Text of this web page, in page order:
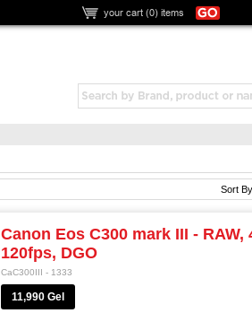
your cart (0) items
Sort
Canon Eos C300 mark III - RAW,
120fps, DGO
CaC300III - 1333
11,990 Gel